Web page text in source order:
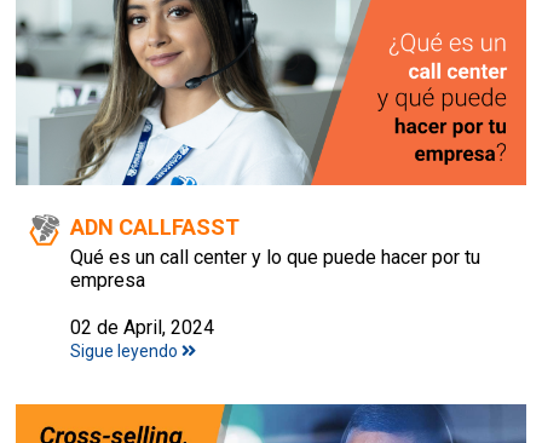
ADN CALLFASST
Qué es un call center y lo que puede hacer por tu
empresa
02 de April, 2024
Sigue leyendo